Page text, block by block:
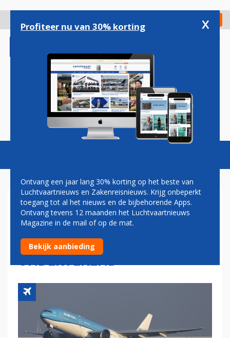
gaan
Check in
Magazine Podcasts Vacatures
PETITIE VOOR 'EERLIJKERE'
IPB-REGELING KLM AL MEER
DAN 5.000 KEER
ONDERTEKEND
Profiteer nu van 30% korting x
Ontvang een jaar lang 30% korting op het beste van
Luchtvaartnieuws en Zakenreisnieuws. Krijg onbeperkt
toegang tot al het nieuws en de bijbehorende Apps.
Ontvang tevens 12 maanden het Luchtvaartnieuws
Magazine in de mail of op de mat.
Bekijk aanbieding